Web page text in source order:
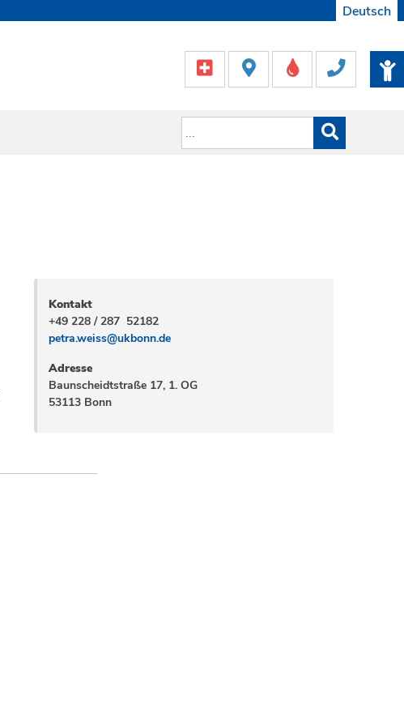
Deutsch
Kontakt
+49 228 / 287 52182
petra.weiss@ukbonn.de
Adresse
Baunscheidtstraße 17, 1. OG
53113 Bonn